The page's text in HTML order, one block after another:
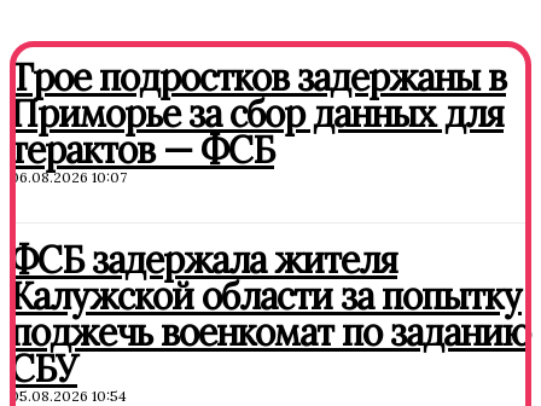
Трое подростков задержаны в
Приморье за сбор данных для
терактов — ФСБ
06.08.2026 10:07
ФСБ задержала жителя
Калужской области за попытку
поджечь военкомат по заданию
СБУ
05.08.2026 10:54